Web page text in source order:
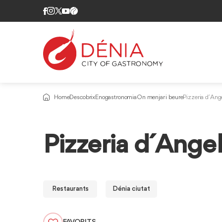
HomeDescobrixEnogastronomiaOn menjar i beurePizzeria
Pizzeria
Restaurants Dénia ciutat